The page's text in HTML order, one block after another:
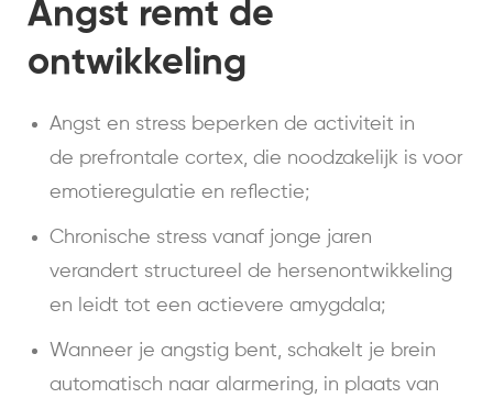
Angst remt de
ontwikkeling
Angst en stress beperken de activiteit in
de prefrontale cortex, die noodzakelijk is voor
emotieregulatie en reflectie;
Chronische stress vanaf jonge jaren
verandert structureel de hersenontwikkeling
en leidt tot een actievere amygdala;
Wanneer je angstig bent, schakelt je brein
automatisch naar alarmering, in plaats van